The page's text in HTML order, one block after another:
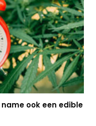
ook een edible